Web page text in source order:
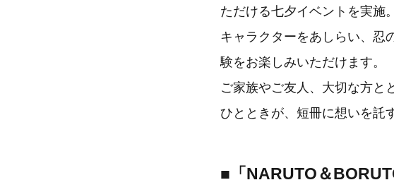
ただける七夕イベントを実施
キャラクターをあしらい、忍
験をお楽しみいただけます。
ご家族やご友人、大切な方と
ひとときが、短冊に想いを託
■「NARUTO＆